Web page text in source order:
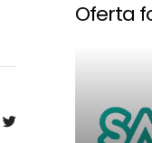
Oferta